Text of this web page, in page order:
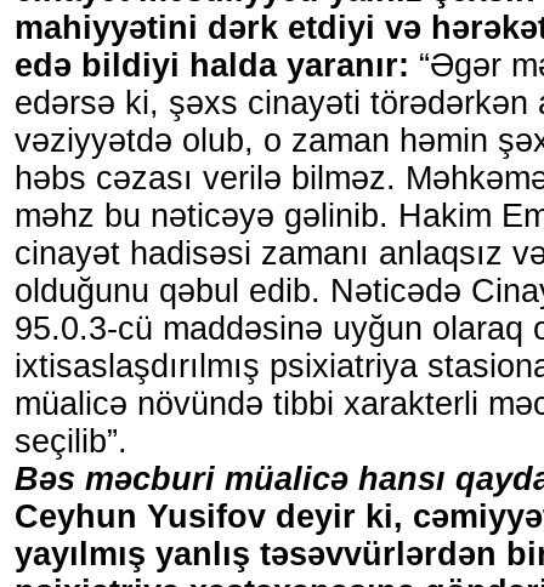
mahiyyətini dərk etdiyi və
edə bildiyi halda yaranır: “Əgər
edərsə ki, şəxs cinayəti törədərkən
vəziyyətdə olub, o zaman həmin
həbs cəzası verilə bilməz.
məhz bu nəticəyə gəlinib. Hakim
cinayət hadisəsi zamanı anlaqsız
olduğunu qəbul edib. Nəticədə
95.0.3-cü maddəsinə uyğun olaraq
ixtisaslaşdırılmış psixiatriya
müalicə növündə tibbi xarakterli
seçilib”.
Bəs məcburi müalicə hansı
Ceyhun Yusifov deyir ki,
yayılmış yanlış təsəvvürlərdən